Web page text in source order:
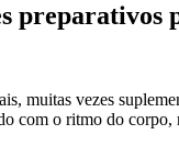
preparativos
muitas vezes
com o ritmo do